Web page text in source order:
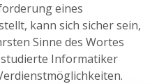
eines
kann sich sicher sein,
Sinne des Wortes
Informatiker